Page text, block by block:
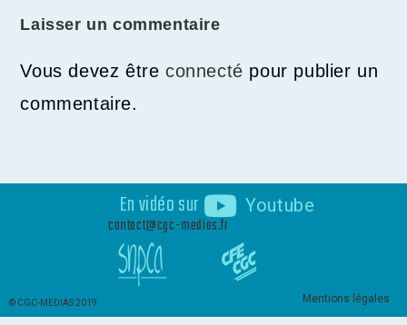
Laisser un commentaire
Vous devez êtreconnecté pour publier un
commentaire.
En vidéo sur Youtube
contact@cgc-medias.fr
© CGC-MEDIAS 2019 Mentions légales